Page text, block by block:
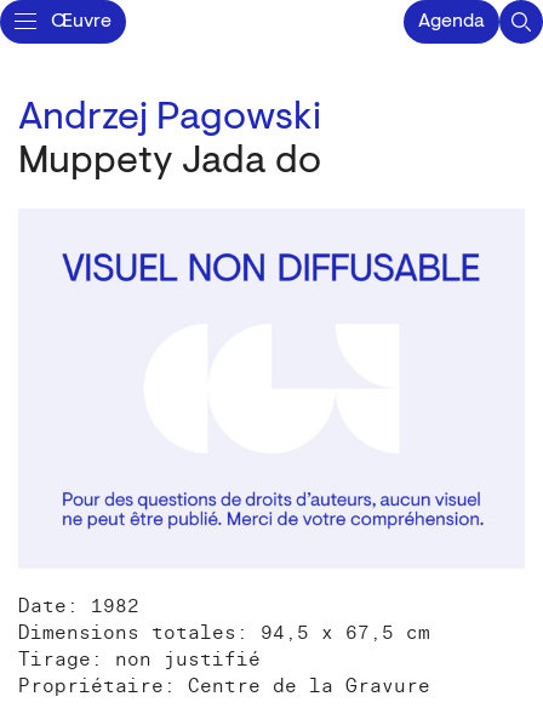
Œuvre Agenda
Andrzej Pagowski
Muppety Jada do
Date: 1982
Dimensions totales: 94,5 x 67,5 cm
Tirage: non justifié
Propriétaire: Centre de la Gravure